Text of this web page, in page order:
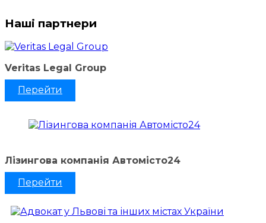
Наші партнери
Veritas Legal Group
Перейти
Лізингова компанія Автомісто24
Перейти